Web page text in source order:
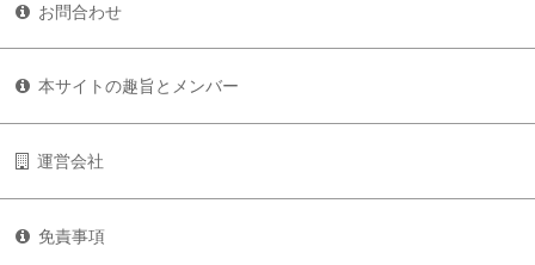
お問合わせ
本サイトの趣旨とメンバー
運営会社
免責事項